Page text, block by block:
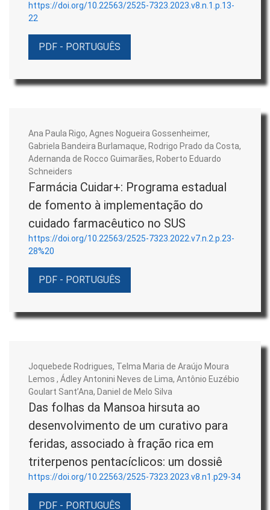
https://doi.org/10.22563/2525-7323.2023.v8.n.1.p.13-
22
PDF - PORTUGUÊS
Ana Paula Rigo, Agnes Nogueira Gossenheimer,
Gabriela Bandeira Burlamaque, Rodrigo Prado da Costa,
Adernanda de Rocco Guimarães, Roberto Eduardo
Schneiders
Farmácia Cuidar+: Programa estadual
de fomento à implementação do
cuidado farmacêutico no SUS
https://doi.org/10.22563/2525-7323.2022.v7.n.2.p.23-
28%20
PDF - PORTUGUÊS
Joquebede Rodrigues, Telma Maria de Araújo Moura
Lemos , Ádley Antonini Neves de Lima, Antônio Euzébio
Goulart Sant’Ana, Daniel de Melo Silva
Das folhas da Mansoa hirsuta ao
desenvolvimento de um curativo para
feridas, associado à fração rica em
triterpenos pentacíclicos: um dossiê
https://doi.org/10.22563/2525-7323.2023.v8.n1.p29-34
PDF - PORTUGUÊS